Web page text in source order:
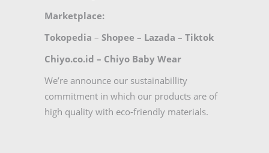
Marketplace:
Tokopedia – Shopee – Lazada – Tiktok
Chiyo.co.id – Chiyo Baby Wear
We’re announce our sustainabillity
commitment in which our products are of
high quality with eco-friendly materials.